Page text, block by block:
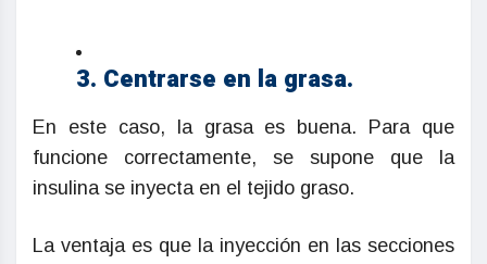
3. Centrarse en la grasa.
En este caso, la grasa es buena. Para que
funcione correctamente, se supone que la
insulina se inyecta en el tejido graso.
La ventaja es que la inyección en las secciones